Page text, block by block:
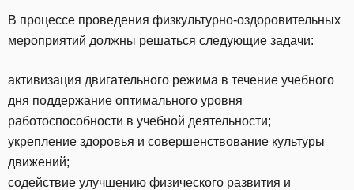
В процессе проведения физкультурно-оздоровительных
мероприятий должны решаться следующие задачи:
активизация двигательного режима в течение учебного
дня поддержание оптимального уровня
работоспособности в учебной деятельности;
укрепление здоровья и совершенствование культуры
движений;
содействие улучшению физического развития и